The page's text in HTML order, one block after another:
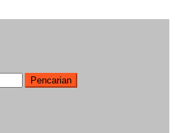
Pencarian